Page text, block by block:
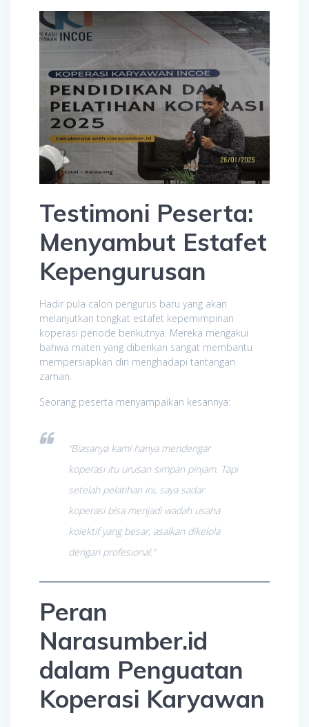
Testimoni Peserta:
Menyambut Estafet
Kepengurusan
Hadir pula calon pengurus baru yang akan
melanjutkan tongkat estafet kepemimpinan
koperasi periode berikutnya. Mereka mengakui
bahwa materi yang diberikan sangat membantu
mempersiapkan diri menghadapi tantangan
zaman.
Seorang peserta menyampaikan kesannya:
“Biasanya kami hanya mendengar
koperasi itu urusan simpan pinjam. Tapi
setelah pelatihan ini, saya sadar
koperasi bisa menjadi wadah usaha
kolektif yang besar, asalkan dikelola
dengan profesional.”
Peran
Narasumber.id
dalam Penguatan
Koperasi Karyawan